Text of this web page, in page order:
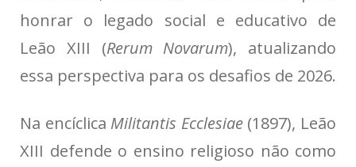
honrar o legado social e educativo de
Leão XIII (Rerum Novarum), atualizando
essa perspectiva para os desafios de 2026.
Na encíclica Militantis Ecclesiae(1897), Leão
XIII defende o ensino religioso não como